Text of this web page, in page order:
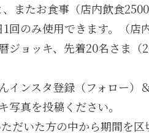
たお食事（店内飲食2500
のみ使用できます。（店
ョッキ、先着20名さま（
スタ登録（フォロー）＆
写真を投稿ください。
だいた方の中から期間を